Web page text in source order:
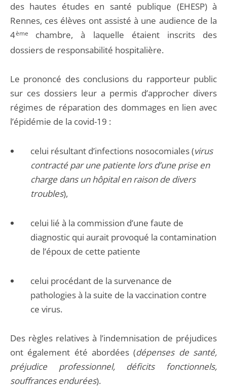
des hautes études en santé publique (EHESP) à
Rennes, ces élèves ont assisté à une audience de la
4ème
chambre, à laquelle étaient inscrits des
dossiers de responsabilité hospitalière.
Le prononcé des conclusions du rapporteur public
sur ces dossiers leur a permis d’approcher divers
régimes de réparation des dommages en lien avec
l’épidémie de la covid-19 :
celui résultant d’infections nosocomiales (virus
contracté par une patiente lors d’une prise en
charge dans un hôpital en raison de divers
troubles),
celui lié à la commission d’une faute de
diagnostic qui aurait provoqué la contamination
de l’époux de cette patiente
celui procédant de la survenance de
pathologies à la suite de la vaccination contre
ce virus.
Des règles relatives à l’indemnisation de préjudices
ont également été abordées (dépenses de santé,
préjudice professionnel, déficits fonctionnels,
souffrances endurées).